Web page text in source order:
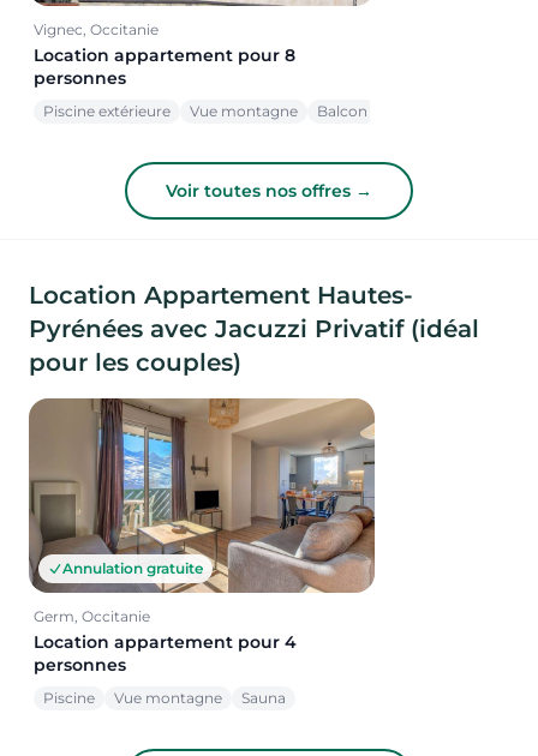
Vignec, Occitanie
Location appartement pour 8
personnes
Piscine extérieure Vue montagne Balcon
Voir toutes nos offres →
Location Appartement Hautes-
Pyrénées avec Jacuzzi Privatif (idéal
pour les couples)
Annulation gratuite
Germ, Occitanie
Location appartement pour 4
personnes
Piscine Vue montagne Sauna